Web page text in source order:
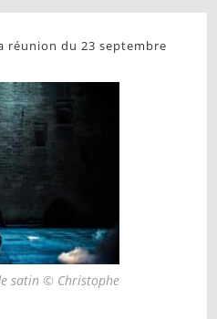
réunion du 23 septembre
satin © Christophe